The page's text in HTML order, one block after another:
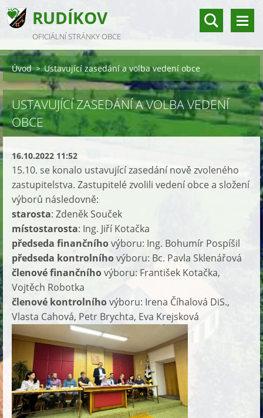
RUDÍKOV
OFICIÁLNÍ STRÁNKY OBCE
Úvod > Ustavující zasedání a volba vedení obce
USTAVUJÍCÍ ZASEDÁNÍ A VOLBA VEDENÍ
OBCE
16.10.2022 11:52
15.10. se konalo ustavující zasedání nově zvoleného
zastupitelstva. Zastupitelé zvolili vedení obce a složení
výborů následovně:
starosta: Zdeněk Souček
místostarosta: Ing. Jiří Kotačka
předseda finančníhovýboru: Ing. Bohumír Pospíšil
předseda kontrolníhovýboru: Bc. Pavla Sklenářová
členové finančníhovýboru: František Kotačka,
Vojtěch Robotka
členové kontrolníhovýboru: Irena Číhalová DiS.,
Vlasta Cahová, Petr Brychta, Eva Krejsková